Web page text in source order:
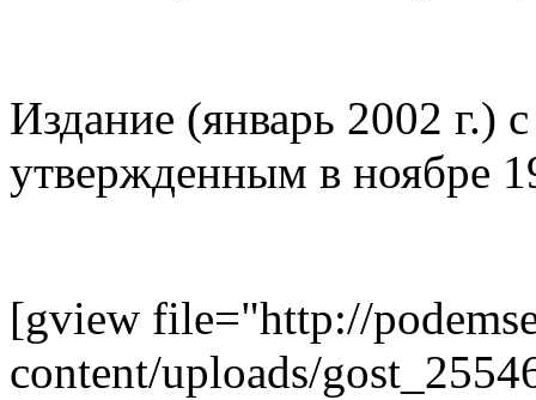
Издание (январь 2002
утвержденным в ноябре
[gview file="http://
content/uploads/